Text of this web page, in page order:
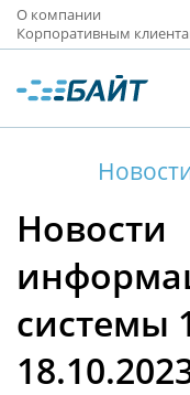
О компании
Корпоративным
Новости
системы